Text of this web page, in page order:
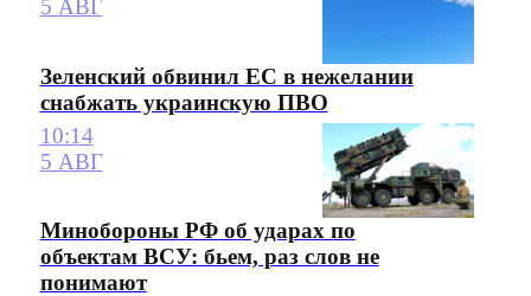
5 АВГ
Зеленский обвинил ЕС в нежелании
снабжать украинскую ПВО
10:14
5 АВГ
Минобороны РФ об ударах по
объектам ВСУ: бьем, раз слов не
понимают